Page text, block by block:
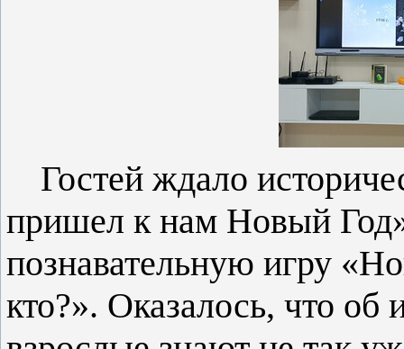
Гостей ждало
пришел к нам Новый
познавательную игру
кто?». Оказалось, что